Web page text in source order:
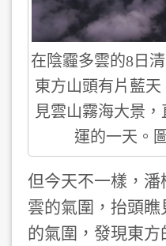
在陰霾多雲的8日
東方山頭有片藍
見雲山霧海大景
運的一天。
但今天不一樣，
雲的氣圍，抬頭
的氣圍，發現東方